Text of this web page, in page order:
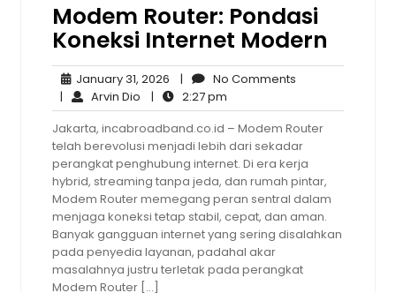
Modem Router: Pondasi
Koneksi Internet Modern
January 31, 2026 January
31,
2026
| No Comments
| Arvin Dio Arvin
Dio
| 2:27 pm
pm
Jakarta, incabroadband.co.id – Modem Router
telah berevolusi menjadi lebih dari sekadar
perangkat penghubung internet. Di era kerja
hybrid, streaming tanpa jeda, dan rumah pintar,
Modem Router memegang peran sentral dalam
menjaga koneksi tetap stabil, cepat, dan aman.
Banyak gangguan internet yang sering disalahkan
pada penyedia layanan, padahal akar
masalahnya justru terletak pada perangkat
Modem Router […]